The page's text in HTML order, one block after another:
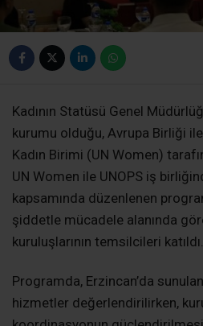
Kadının Statüsü Genel
kurumu olduğu, Avrupa Birliği
Kadın Birimi (UN Women)
UN Women ile UNOPS iş
kapsamında düzenlenen
şiddetle mücadele alanında
kuruluşlarının temsilcileri katıldı.
Programda, Erzincan’da
hizmetler değerlendirilirken,